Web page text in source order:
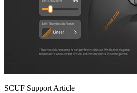
SCUF Support Article